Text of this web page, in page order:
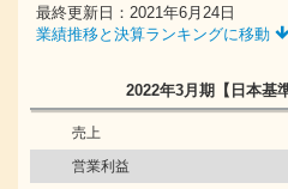
最終更新日：2021年6月24日
業績推移と決算ランキングに移動
2022年3月期 【日本基
売上
営業利益